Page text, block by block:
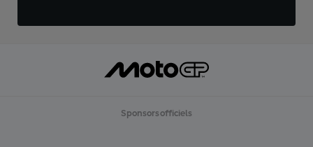
Sponsors officiels